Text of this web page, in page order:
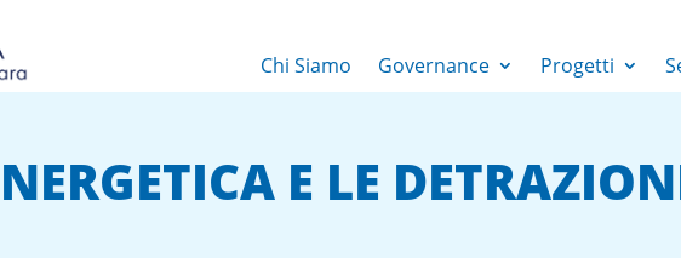
Chi Siamo Governance Progetti
E LE